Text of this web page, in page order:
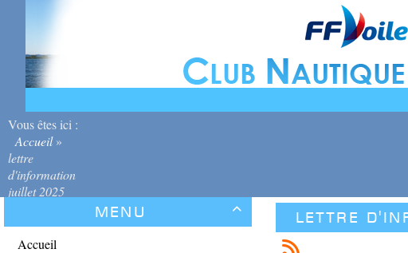
Vous êtes ici :
Accueil»
lettre
d'information
juillet 2025

Menu
Accueil
lettre